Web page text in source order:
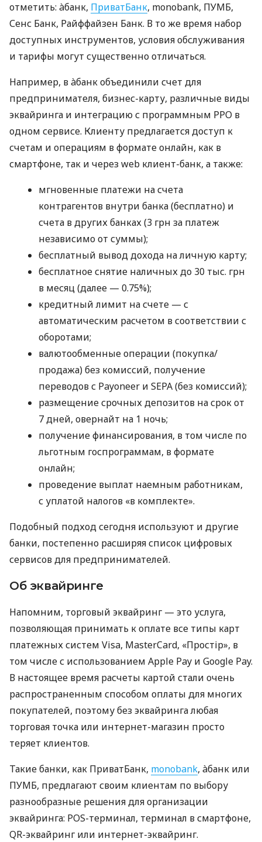
отметить: àбанк, ПриватБанк, monobank, ПУМБ,
Сенс Банк, Райффайзен Банк. В то же время набор
доступных инструментов, условия обслуживания
и тарифы могут существенно отличаться.
Например, в àбанк объединили счет для
предпринимателя, бизнес-карту, различные виды
эквайринга и интеграцию с программным РРО в
одном сервисе. Клиенту предлагается доступ к
счетам и операциям в формате онлайн, как в
смартфоне, так и через web клиент-банк, а также:
мгновенные платежи на счета
контрагентов внутри банка (бесплатно) и
счета в других банках (3 грн за платеж
независимо от суммы);
бесплатный вывод дохода на личную карту;
бесплатное снятие наличных до 30 тыс. грн
в месяц (далее — 0.75%);
кредитный лимит на счете — с
автоматическим расчетом в соответствии с
оборотами;
валютообменные операции (покупка/
продажа) без комиссий, получение
переводов с Payoneer и SEPA (без комиссий);
размещение срочных депозитов на срок от
7 дней, овернайт на 1 ночь;
получение финансирования, в том числе по
льготным госпрограммам, в формате
онлайн;
проведение выплат наемным работникам,
с уплатой налогов «в комплекте».
Подобный подход сегодня используют и другие
банки, постепенно расширяя список цифровых
сервисов для предпринимателей.
Об эквайринге
Напомним, торговый эквайринг — это услуга,
позволяющая принимать к оплате все типы карт
платежных систем Visa, MasterCard, «Простір», в
том числе с использованием Apple Pay и Google Pay.
В настоящее время расчеты картой стали очень
распространенным способом оплаты для многих
покупателей, поэтому без эквайринга любая
торговая точка или интернет-магазин просто
теряет клиентов.
Такие банки, как ПриватБанк, monobank, àбанк или
ПУМБ, предлагают своим клиентам по выбору
разнообразные решения для организации
эквайринга: POS-терминал, терминал в смартфоне,
QR-эквайринг или интернет-эквайринг.